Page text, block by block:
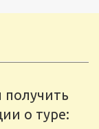
о туре: